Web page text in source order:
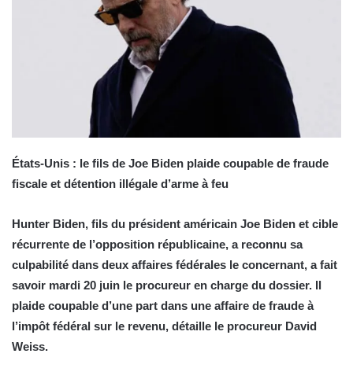
États-Unis : le fils de Joe Biden plaide coupable de fraude
fiscale et détention illégale d’arme à feu
Hunter Biden, fils du président américain Joe Biden et cible
récurrente de l’opposition républicaine, a reconnu sa
culpabilité dans deux affaires fédérales le concernant, a fait
savoir mardi 20 juin le procureur en charge du dossier. Il
plaide coupable d’une part dans une affaire de fraude à
l’impôt fédéral sur le revenu, détaille le procureur David
Weiss.